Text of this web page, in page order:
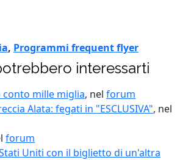
, Programmi frequent flyer
interessarti
mille miglia, nel forum
Alata: fegati in "ESCLUSIVA", nel
forum
Uniti con il biglietto di un'altra